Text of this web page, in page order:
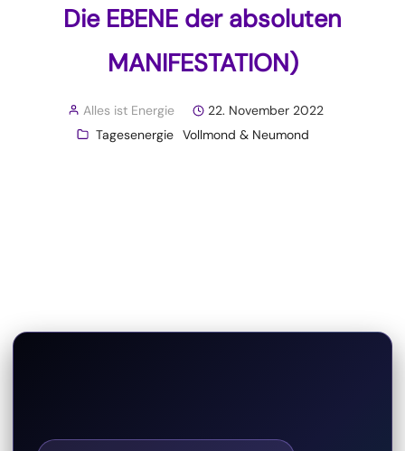
Die EBENE der absoluten
MANIFESTATION)
Alles ist Energie
22. November 2022
Tagesenergie Vollmond & Neumond